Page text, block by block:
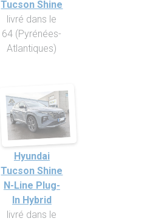
Tucson Shine
livré dans le
64 (Pyrénées-
Atlantiques)
Hyundai
Tucson Shine
N-Line Plug-
In Hybrid
livré dans le